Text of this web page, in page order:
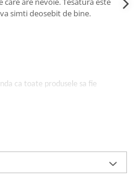
simti deosebit de bine.
ca toate produsele sa fie